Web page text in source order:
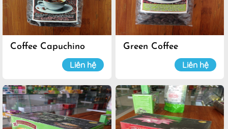
Coffee Capuchino
Liên hệ
Green Coffee
Liên hệ